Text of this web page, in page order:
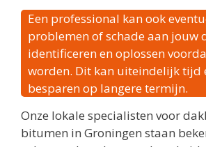
Een professional kan ook
problemen of schade aan jouw
identificeren en oplossen
worden. Dit kan uiteindelijk tijd
besparen op langere termijn.
Onze lokale specialisten voor
bitumen in Groningen staan